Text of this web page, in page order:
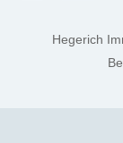
Hegerich